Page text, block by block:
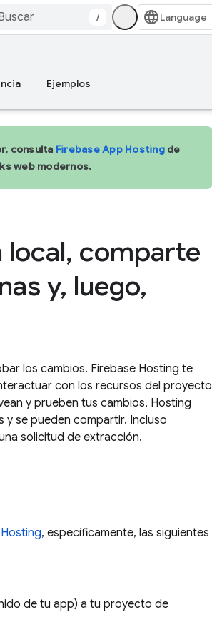
/
Ejemplos
consulta Firebase App Hostingde
web modernos.
local, comparte
y, luego,
los cambios. Firebase Hosting te
con los recursos del proyecto
y prueben tus cambios, Hosting
y se pueden compartir. Incluso
solicitud de extracción.
Hosting, específicamente, las siguientes
de tu app) a tu proyecto de